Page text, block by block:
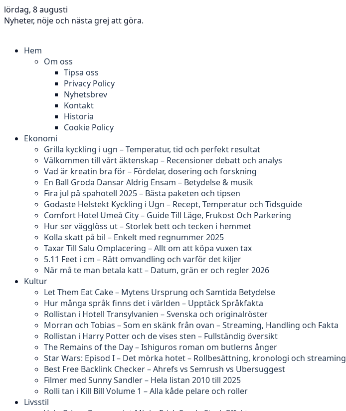
lördag, 8 augusti
Nyheter, nöje och nästa grej att göra.
Hem
Om oss
Tipsa oss
Privacy Policy
Nyhetsbrev
Kontakt
Historia
Cookie Policy
Ekonomi
Grilla kyckling i ugn – Temperatur, tid och perfekt resultat
Välkommen till vårt äktenskap – Recensioner debatt och analys
Vad är kreatin bra för – Fördelar, dosering och forskning
En Ball Groda Dansar Aldrig Ensam – Betydelse & musik
Fira jul på spahotell 2025 – Bästa paketen och tipsen
Godaste Helstekt Kyckling i Ugn – Recept, Temperatur och Tidsguide
Comfort Hotel Umeå City – Guide Till Läge, Frukost Och Parkering
Hur ser vägglöss ut – Storlek bett och tecken i hemmet
Kolla skatt på bil – Enkelt med regnummer 2025
Taxar Till Salu Omplacering – Allt om att köpa vuxen tax
5.11 Feet i cm – Rätt omvandling och varför det kiljer
När må te man betala katt – Datum, grän er och regler 2026
Kultur
Let Them Eat Cake – Mytens Ursprung och Samtida Betydelse
Hur många språk finns det i världen – Upptäck Språkfakta
Rollistan i Hotell Transylvanien – Svenska och originalröster
Morran och Tobias – Som en skänk från ovan – Streaming, Handling och Fakta
Rollistan i Harry Potter och de vises sten – Fullständig översikt
The Remains of the Day – Ishiguros roman om butlerns ånger
Star Wars: Episod I – Det mörka hotet – Rollbesättning, kronologi och streaming
Best Free Backlink Checker – Ahrefs vs Semrush vs Ubersuggest
Filmer med Sunny Sandler – Hela listan 2010 till 2025
Rolli tan i Kill Bill Volume 1 – Alla kåde pelare och roller
Livsstil